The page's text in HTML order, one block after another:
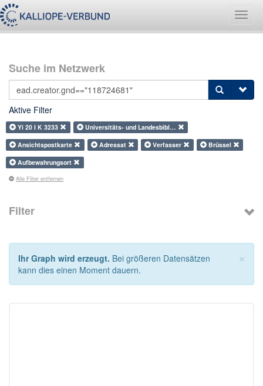
Suche im Netzwerk
Aktive Filter
Yi 20 I K 3233
Universitäts- und Landesbibl…
Ansichtspostkarte
Adressat Verfasser
Brüssel
Aufbewahrungsort
Alle Filter entfernen
Filter
×
Ihr Graph wird erzeugt. Bei größeren Datensätzen
kann dies einen Moment dauern.